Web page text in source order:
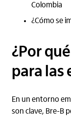
Colombia
¿Cómo se
¿Por
para las
En un entorno
son clave, Bre-B